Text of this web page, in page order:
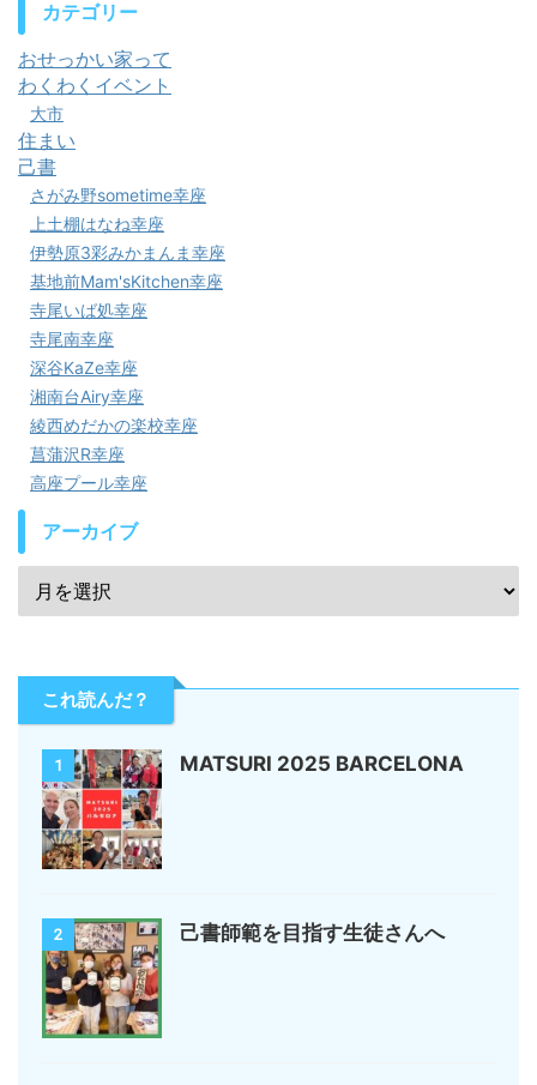
カテゴリー
おせっかい家って
わくわくイベント
大市
住まい
己書
さがみ野sometime幸座
上土棚はなね幸座
伊勢原3彩みかまんま幸座
基地前Mam'sKitchen幸座
寺尾いば処幸座
寺尾南幸座
深谷KaZe幸座
湘南台Airy幸座
綾西めだかの楽校幸座
菖蒲沢R幸座
高座プール幸座
アーカイブ
これ読んだ？
1 MATSURI 2025 BARCELONA
2 己書師範を目指す生徒さんへ